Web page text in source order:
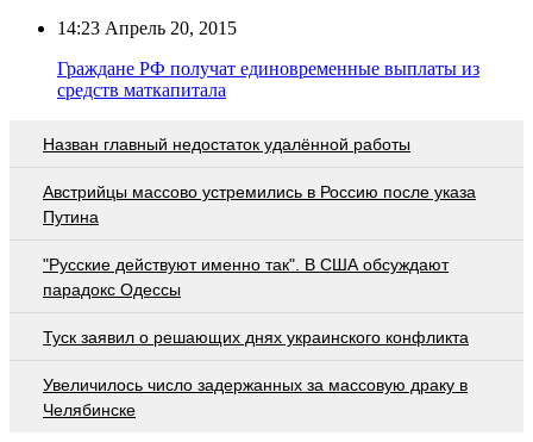
14:23 Апрель 20, 2015
Граждане РФ получат единовременные выплаты из
средств маткапитала
Назван главный недостаток удалённой работы
Австрийцы массово устремились в Россию после указа
Путина
"Русские действуют именно так". В США обсуждают
парадокс Одессы
Туск заявил о решающих днях украинского конфликта
Увеличилось число задержанных за массовую драку в
Челябинске